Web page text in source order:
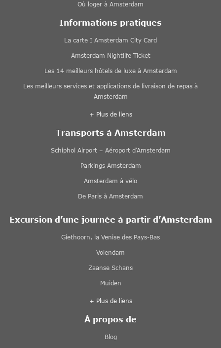
Où loger à Amsterdam
Informations pratiques
La carte I Amsterdam City Card
Amsterdam Nightlife Ticket
Les 14 meilleurs hôtels de luxe à Amsterdam
Les meilleurs services et applications de livraison de repas à
Amsterdam
+ Plus de liens
Transports à Amsterdam
Schiphol Airport – Aéroport d’Amsterdam
Parkings Amsterdam
Amsterdam à vélo
De Paris à Amsterdam
Excursion d’une journée à partir d’Amsterdam
Giethoorn, la Venise des Pays-Bas
Volendam
Zaanse Schans
Muiden
+ Plus de liens
À propos de
Blog